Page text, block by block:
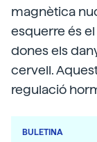
magnètica
esquerre és
dones els
cervell.
regulació
BULETINA